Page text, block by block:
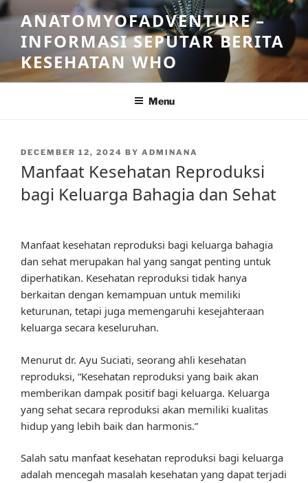
Skip
to
content
ANATOMYOFADVENTURE –
INFORMASI SEPUTAR BERITA
KESEHATAN WHO
Menu
POSTED
DECEMBER 12, 2024 BY ADMINANA
Manfaat Kesehatan Reproduksi
bagi Keluarga Bahagia dan Sehat
Manfaat kesehatan reproduksi bagi keluarga bahagia
dan sehat merupakan hal yang sangat penting untuk
diperhatikan. Kesehatan reproduksi tidak hanya
berkaitan dengan kemampuan untuk memiliki
keturunan, tetapi juga memengaruhi kesejahteraan
keluarga secara keseluruhan.
Menurut dr. Ayu Suciati, seorang ahli kesehatan
reproduksi, “Kesehatan reproduksi yang baik akan
memberikan dampak positif bagi keluarga. Keluarga
yang sehat secara reproduksi akan memiliki kualitas
hidup yang lebih baik dan harmonis.”
Salah satu manfaat kesehatan reproduksi bagi keluarga
adalah mencegah masalah kesehatan yang dapat terjadi